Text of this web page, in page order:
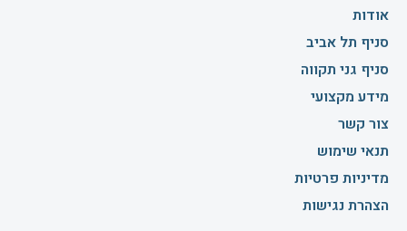
אודות
סניף תל אביב
סניף גני תקווה
מידע מקצועי
צור קשר
תנאי שימוש
מדיניות פרטיות
הצהרת נגישות